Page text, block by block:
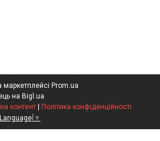
маркетплейсі Prom.ua
на Bigl.ua
контент
Політика конфіденційності
▼